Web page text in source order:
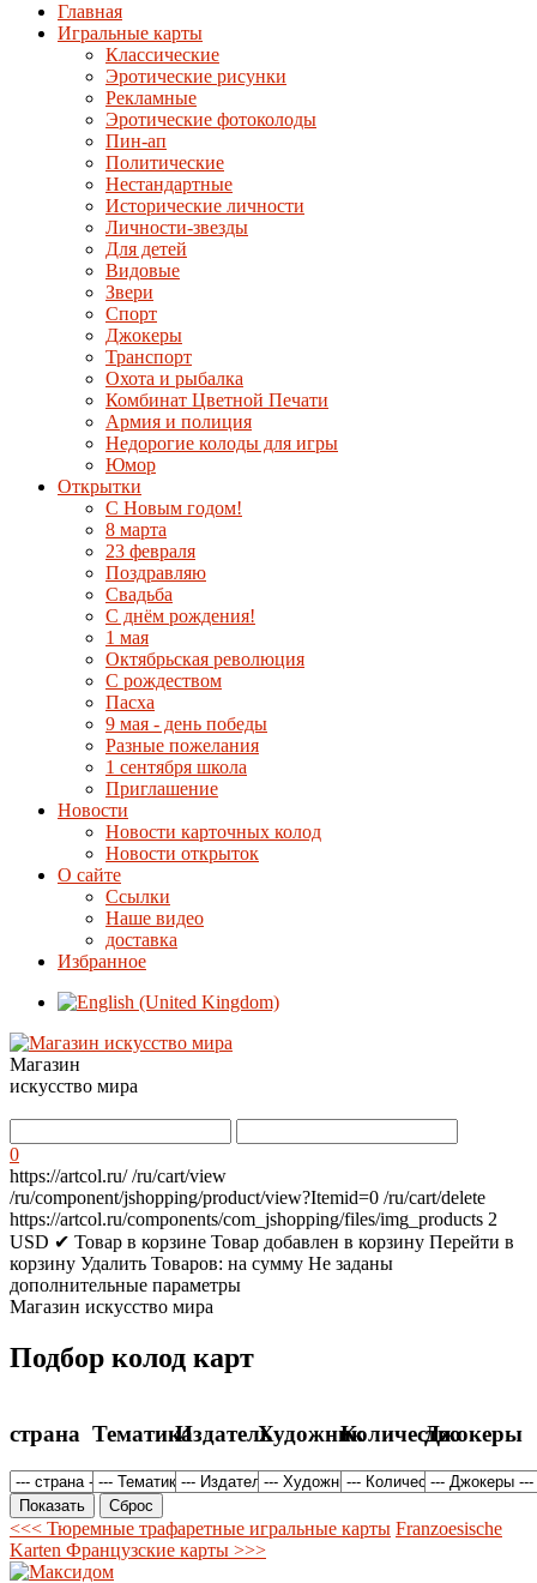
Главная
Игральные карты
Классические
Эротические рисунки
Рекламные
Эротические фотоколоды
Пин-ап
Политические
Нестандартные
Исторические личности
Личности-звезды
Для детей
Видовые
Звери
Спорт
Джокеры
Транспорт
Охота и рыбалка
Комбинат Цветной Печати
Армия и полиция
Недорогие колоды для игры
Юмор
Открытки
С Новым годом!
8 марта
23 февраля
Поздравляю
Свадьба
С днём рождения!
1 мая
Октябрьская революция
С рождеством
Пасха
9 мая - день победы
Разные пожелания
1 сентября школа
Приглашение
Новости
Новости карточных колод
Новости открыток
О сайте
Ссылки
Наше видео
доставка
Избранное
Магазин
искусство мира
0
https://artcol.ru/ /ru/cart/view
/ru/component/jshopping/product/view?Itemid=0 /ru/cart/delete
https://artcol.ru/components/com_jshopping/files/img_products 2
USD ✔ Товар в корзине Товар добавлен в корзину Перейти в
корзину Удалить Товаров: на сумму Не заданы
дополнительные параметры
Магазин искусство мира
Подбор колод карт
страна ТематикаИздательХудожникКоличествоДжокеры
<<< Тюремные трафаретные игральные карты Franzoesische
Karten Французские карты >>>